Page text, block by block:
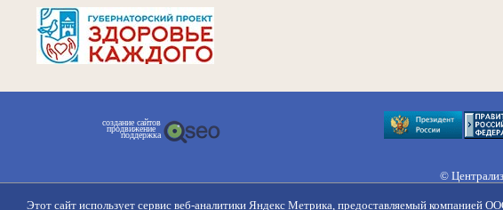
создание сайтов
продвижение
поддержка
©
Этот сайт использует сервис веб-аналитики Яндекс Метрика, предоставляемый